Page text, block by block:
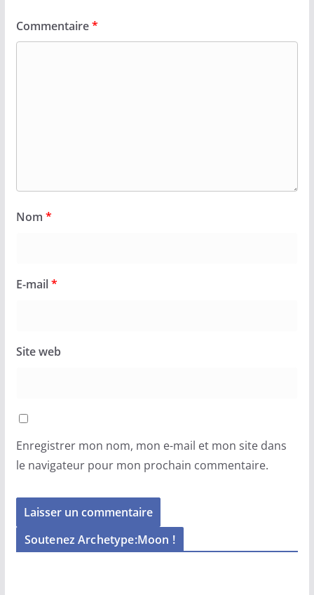
Commentaire*
Nom *
E-mail*
Site web
Enregistrer mon nom, mon e-mail et mon site dans
le navigateur pour mon prochain commentaire.
Soutenez Archetype:Moon !